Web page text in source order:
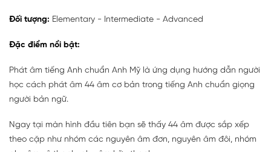
Đối tượng: Elementary - Intermediate - Advanced
Đặc điểm nổi bật:
Phát âm tiếng Anh chuẩn Anh Mỹ là ứng dụng hướng dẫn người
học cách phát âm 44 âm cơ bản trong tiếng Anh chuẩn giọng
người bản ngữ.
Ngay tại màn hình đầu tiên bạn sẽ thấy 44 âm được sắp xếp
theo cặp như nhóm các nguyên âm đơn, nguyên âm đôi, nhóm